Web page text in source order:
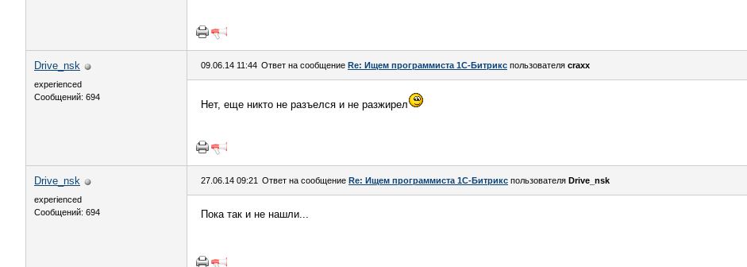
Drive_nsk
experienced
Сообщений: 694
09.06.14 11:44 Ответ на сообщение Re: Ищем программиста 1С-Битрикс пользователя craxx
Нет, еще никто не разъелся и не разжирел
Drive_nsk
experienced
Сообщений: 694
27.06.14 09:21 Ответ на сообщение Re: Ищем программиста 1С-Битрикс пользователя Drive_nsk
Пока так и не нашли...